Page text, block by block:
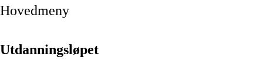
Hovedmeny
Utdanningsløpet